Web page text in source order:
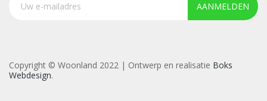
AANMELDEN
Copyright © Woonland 2022 | Ontwerp en realisatie Boks
Webdesign.